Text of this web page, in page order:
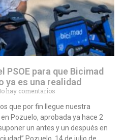
PSOE para que Bicimad
ya es una realidad
hay comentarios
que por fin llegue nuestra
Pozuelo, aprobada ya hace 2
un antes y un después en